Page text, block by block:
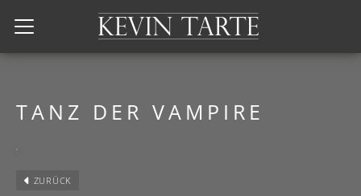
Kevin Tarte
TANZ DER VAMPIRE
ZURÜCK